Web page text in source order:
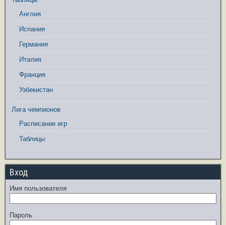
Англия
Испания
Германия
Италия
Франция
Узбекистан
Лига чемпионов
Расписание игр
Таблицы
Вход
Имя пользователя
Пароль